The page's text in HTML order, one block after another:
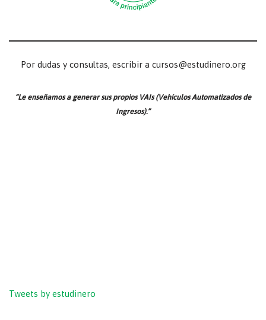
Por dudas y consultas, escribir a cursos@estudinero.org
“Le enseñamos a generar sus propios VAIs (Vehículos Automatizados de
Ingresos).”
Tweets by estudinero